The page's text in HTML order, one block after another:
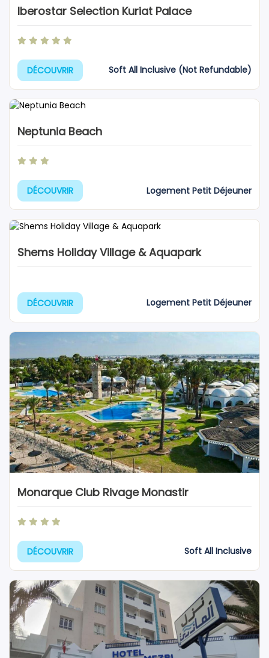
Iberostar Selection Kuriat Palace
DÉCOUVRIR Soft All Inclusive (Not Refundable)
Neptunia Beach
DÉCOUVRIR Logement Petit Déjeuner
Shems Holiday Village & Aquapark
DÉCOUVRIR Logement Petit Déjeuner
Monarque Club Rivage Monastir
DÉCOUVRIR Soft All Inclusive